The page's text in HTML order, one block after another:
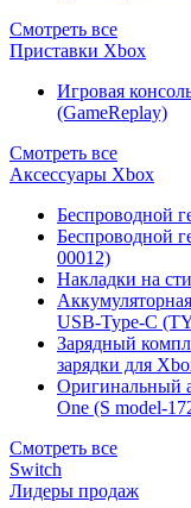
Смотреть все
Приставки Xbox
Игровая
(GameReplay)
Смотреть все
Аксессуары Xbox
Беспроводной
Беспроводной
00012)
Накладки на
USB-Type-C
Зарядный
зарядки для
Оригинальный
One (S model-
Смотреть все
Switch
Лидеры продаж